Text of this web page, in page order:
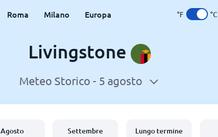
Roma Milano Europa °F °C
Livingstone
Meteo Storico - 5 agosto
Agosto Settembre Lungo termine